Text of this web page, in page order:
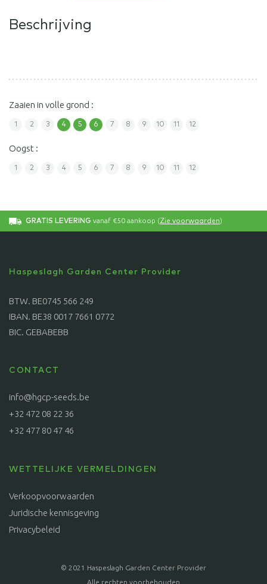
Beschrijving
Zaaien in volle grond :
1 2 3 4 5 6 7 8 9 10 11 12
Oogst :
1 2 3 4 5 6 7 8 9 10 11 12
GRATIS LEVERING vanaf €50 aankoop (Zie voorwaarden)
Haspeslagh Garden Center Provider
BTW. BE0745 566 249
IBAN. BE38 0017 7661 0772
BIC. GEBABEBB
CONTACT
info@hgcp-seeds.be
+32 472 08 22 36
+32 477 80 47 46
WETTELIJKE VERMELDINGEN
Verkoopvoorwaarden
Juridische kennisgeving
Privacybeleid
© 2021 Haspeslagh Garden Center Provider
Alle rechten voorbehouden